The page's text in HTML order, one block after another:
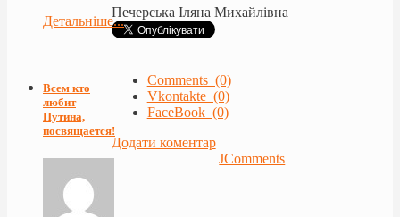
Печерська Іляна Михайлівна
Comments (0)
Vkontakte (0)
FaceBook (0)
Додати коментар
JComments
Детальніше...
Всем кто
любит
Путина,
посвящается!